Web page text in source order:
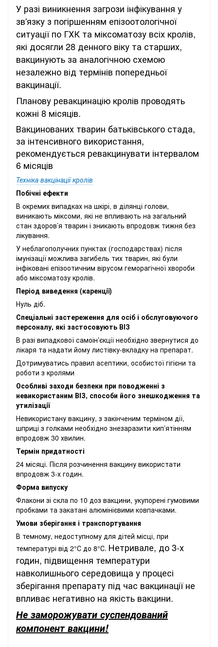
У разі виникнення загрози інфікування у
зв'язку з погіршенням епізоотологічної
ситуації по ГХК та міксоматозу всіх кролів,
які досягли 28 денного віку та старших,
вакцинують за аналогічною схемою
незалежно від термінів попередньої
вакцинації.
Планову ревакцинацію кролів проводять
кожні 8 місяців.
Вакцинованих тварин батьківського стада,
за інтенсивного використання,
рекомендується ревакцинувати інтервалом
6 місяців
Техніка вакцінації кролів
Побічні ефекти
В окремих випадках на шкірі, в ділянці голови,
виникають міксоми, які не впливають на загальний
стан здоров’я тварин і зникають впродовж тижня без
лікування.
У неблагополучних пунктах (господарствах) після
імунізації можлива загибель тих тварин, які були
інфіковані епізоотичним вірусом геморагічної хвороби
або міксоматозу кролів.
Період виведення (каренції)
Нуль діб.
Спеціальні застереження для осіб і обслуговуючого
персоналу, які застосовують ВІЗ
В разі випадкової самоін’єкції необхідно звернутися до
лікаря та надати йому листівку-вкладку на препарат.
Дотримуватись правил асептики, особистої гігієни та
роботи з кролями
Особливі заходи безпеки при поводженні з
невикористаним ВІЗ, способи його знешкодження та
утилізації
Невикористану вакцину, з закінченим терміном дії,
шприці з голками необхідно знезаразити кип’ятінням
впродовж 30 хвилин.
Термін придатності
24 місяці. Після розчинення вакцину використати
впродовж 3-х годин.
Форма випуску
Флакони зі скла по 10 доз вакцини, укупорені гумовими
пробками та закатані алюмінієвими ковпачками.
Умови зберігання і транспортування
В темному, недоступному для дітей місці, при
температурі від 2°С до 8°С. Нетривале, до 3-х
годин, підвищення температури
навколишнього середовища у процесі
зберігання препарату під час вакцинації не
впливає негативно на якість вакцини.
Не заморожувати суспендований
компонент вакцини!